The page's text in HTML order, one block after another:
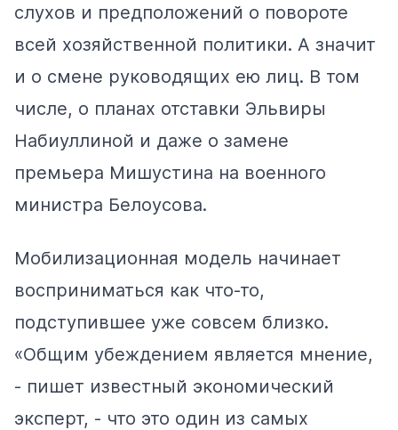
слухов и предположений о повороте
всей хозяйственной политики. А значит
и о смене руководящих ею лиц. В том
числе, о планах отставки Эльвиры
Набиуллиной и даже о замене
премьера Мишустина на военного
министра Белоусова.
Мобилизационная модель начинает
восприниматься как что-то,
подступившее уже совсем близко.
«Общим убеждением является мнение,
- пишет известный экономический
эксперт, - что это один из самых